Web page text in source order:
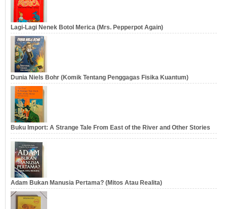
Lagi-Lagi Nenek Botol Merica (Mrs. Pepperpot Again)
Dunia Niels Bohr (Komik Tentang Penggagas Fisika Kuantum)
Buku Import: A Strange Tale From East of the River and Other Stories
Adam Bukan Manusia Pertama? (Mitos Atau Realita)